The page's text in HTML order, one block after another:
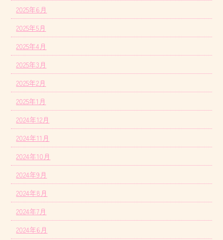
2025年6月
2025年5月
2025年4月
2025年3月
2025年2月
2025年1月
2024年12月
2024年11月
2024年10月
2024年9月
2024年8月
2024年7月
2024年6月